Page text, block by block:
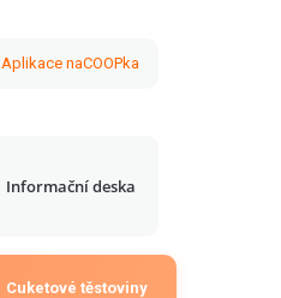
Aplikace naCOOPka
Informační deska
Cuketové těstoviny